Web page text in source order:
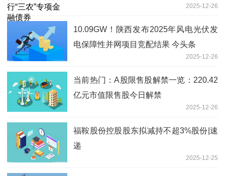
2025-12-26
10.09GW！陕西发布2025年风电光伏发
电保障性并网项目竞配结果 今头条
2025-12-26
当前热门：A股限售股解禁一览：220.42
亿元市值限售股今日解禁
2025-12-26
福鞍股份控股股东拟减持不超3%股份|速
递
2025-12-25